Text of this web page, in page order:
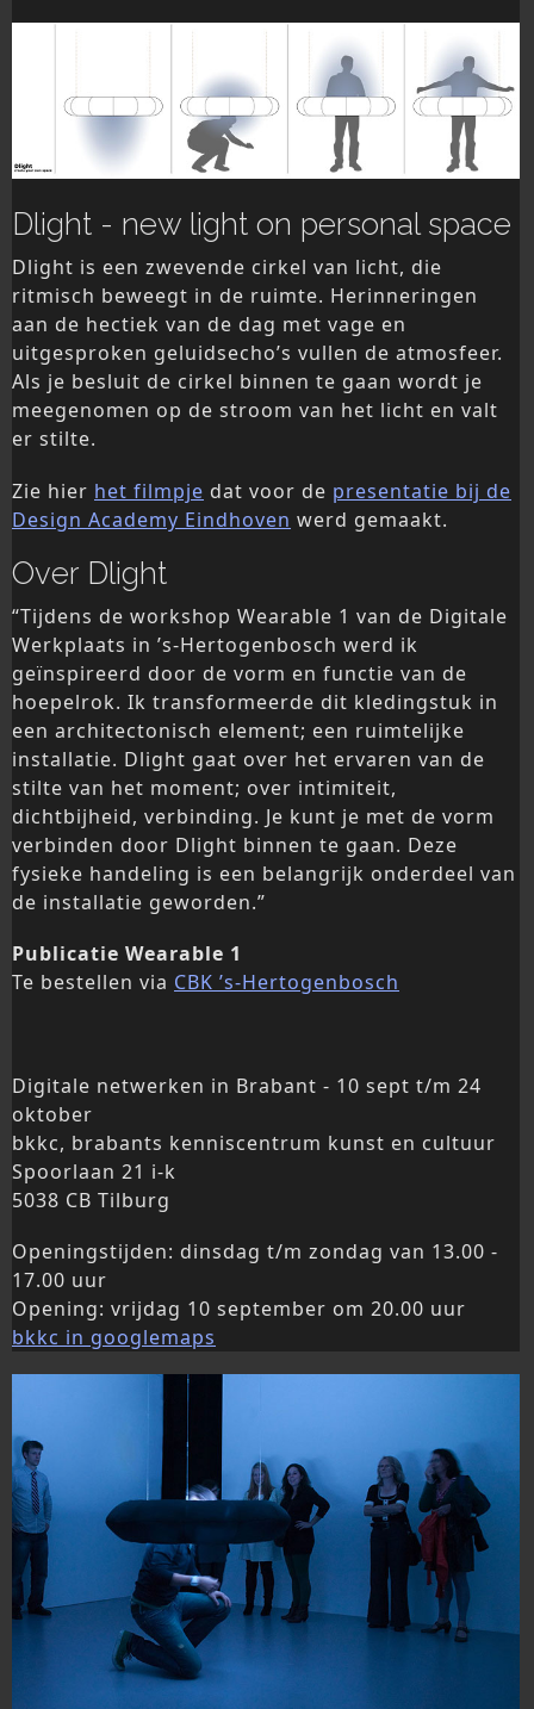
Dlight - new light on personal space
Dlight is een zwevende cirkel van licht, die
ritmisch beweegt in de ruimte. Herinneringen
aan de hectiek van de dag met vage en
uitgesproken geluidsecho’s vullen de atmosfeer.
Als je besluit de cirkel binnen te gaan wordt je
meegenomen op de stroom van het licht en valt
er stilte.
Zie hier het filmpje dat voor de presentatie bij de
Design Academy Eindhoven werd gemaakt.
Over Dlight
“Tijdens de workshop Wearable 1 van de Digitale
Werkplaats in ’s-Hertogenbosch werd ik
geïnspireerd door de vorm en functie van de
hoepelrok. Ik transformeerde dit kledingstuk in
een architectonisch element; een ruimtelijke
installatie. Dlight gaat over het ervaren van de
stilte van het moment; over intimiteit,
dichtbijheid, verbinding. Je kunt je met de vorm
verbinden door Dlight binnen te gaan. Deze
fysieke handeling is een belangrijk onderdeel van
de installatie geworden.”
Publicatie Wearable 1
Te bestellen via CBK ’s-Hertogenbosch
Digitale netwerken in Brabant - 10 sept t/m 24
oktober
bkkc, brabants kenniscentrum kunst en cultuur
Spoorlaan 21 i-k
5038 CB Tilburg
Openingstijden: dinsdag t/m zondag van 13.00 -
17.00 uur
Opening: vrijdag 10 september om 20.00 uur
bkkc in googlemaps